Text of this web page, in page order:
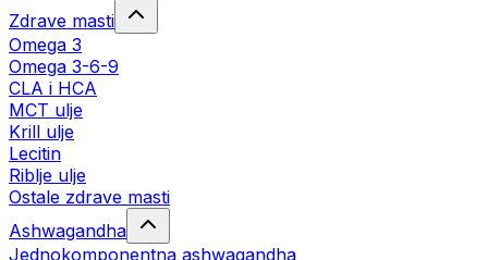
Zdrave masti
Omega 3
Omega 3-6-9
CLA i HCA
MCT ulje
Krill ulje
Lecitin
Riblje ulje
Ostale zdrave masti
Ashwagandha
Jednokomponentna ashwagandha